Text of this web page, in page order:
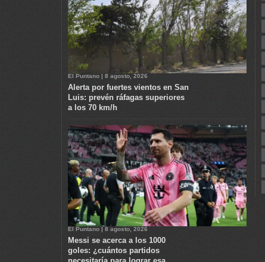
El Puntano | 8 agosto, 2026
Alerta por fuertes vientos en San
Luis: prevén ráfagas superiores
a los 70 km/h
El Puntano | 8 agosto, 2026
Messi se acerca a los 1000
goles: ¿cuántos partidos